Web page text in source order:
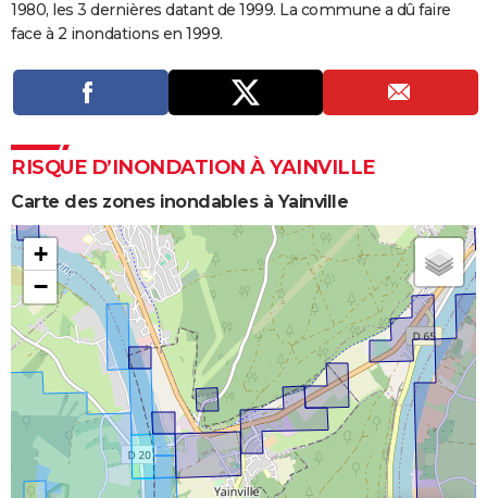
COPAINS D'AVANT
Se connecter
Collèges
Universités
Entreprises
Service militaire
Avis de recherche
AVIS DE DÉCÈS
Bricolage
Lifestyle
Culture
Sport
Auto
Television
Voyage
Cinema
1980, les 3 dernières datant de 1999. La commune a dû faire
face à 2 inondations en 1999.
RISQUE D’INONDATION À YAINVILLE
Carte des zones inondables à Yainville
+
−